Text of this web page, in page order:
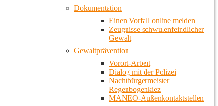
Dokumentation
Einen Vorfall online melden
Zeugnisse schwulenfeindlicher
Gewalt
Gewaltprävention
Vorort-Arbeit
Dialog mit der Polizei
Nachtbürgermeister
Regenbogenkiez
MANEO-Außenkontaktstellen